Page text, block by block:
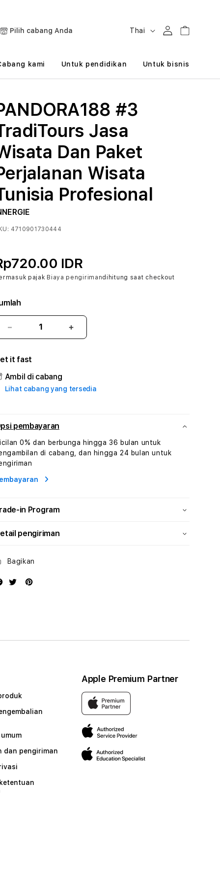
Pilih cabang Anda
B
h
a
Thai MasukKeranjang
kami Untuk pendidikan Untuk bisnis
#3
Jasa
Dan Paket
Wisata
Profesional
4710901730444
IDR
pajak Biaya pengirimandihitung saat checkout
Kurangi
jumlah
PANDORA188
#3
TradiTours
Jasa
Paket
Wisata
Tunisia
Profesional
Tambah
jumlah
TradiTours
Jasa
Wisata
Tunisia
it fast
Ambil di cabang
Lihat cabang yang tersedia
pembayaran
0% dan berbunga hingga 36 bulan untuk
di cabang, dan hingga 24 bulan untuk
in Program
pengiriman
Bagikan
dan pengiriman
Apple Premium Partner